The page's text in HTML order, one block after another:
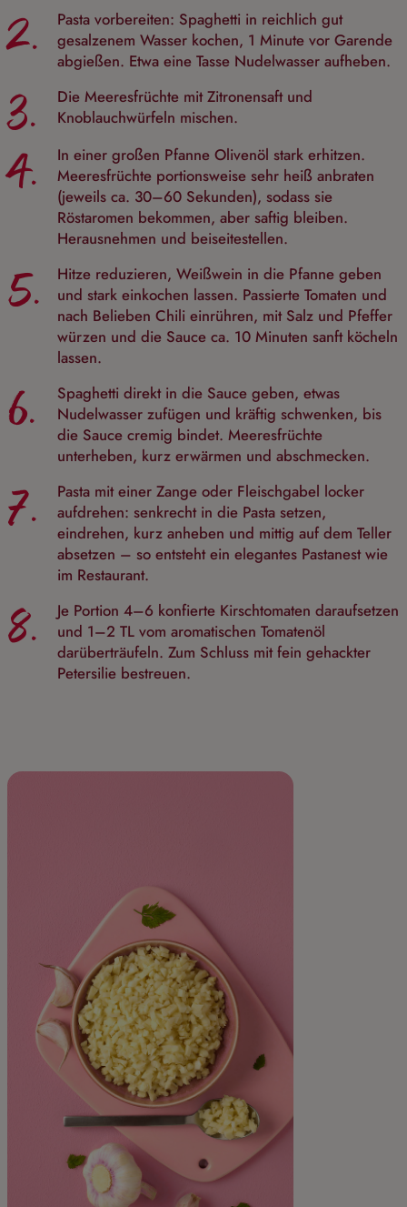
2.
Pasta vorbereiten: Spaghetti in reichlich gut
gesalzenem Wasser kochen, 1 Minute vor Garende
abgießen. Etwa eine Tasse Nudelwasser aufheben.
3.
Die Meeresfrüchte mit Zitronensaft und
Knoblauchwürfeln mischen.
4.
In einer großen Pfanne Olivenöl stark erhitzen.
Meeresfrüchte portionsweise sehr heiß anbraten
(jeweils ca. 30–60 Sekunden), sodass sie
Röstaromen bekommen, aber saftig bleiben.
Herausnehmen und beiseitestellen.
5.
Hitze reduzieren, Weißwein in die Pfanne geben
und stark einkochen lassen. Passierte Tomaten und
nach Belieben Chili einrühren, mit Salz und Pfeffer
würzen und die Sauce ca. 10 Minuten sanft köcheln
lassen.
6.
Spaghetti direkt in die Sauce geben, etwas
Nudelwasser zufügen und kräftig schwenken, bis
die Sauce cremig bindet. Meeresfrüchte
unterheben, kurz erwärmen und abschmecken.
7.
Pasta mit einer Zange oder Fleischgabel locker
aufdrehen: senkrecht in die Pasta setzen,
eindrehen, kurz anheben und mittig auf dem Teller
absetzen – so entsteht ein elegantes Pastanest wie
im Restaurant.
8.
Je Portion 4–6 konfierte Kirschtomaten daraufsetzen
und 1–2 TL vom aromatischen Tomatenöl
darüberträufeln. Zum Schluss mit fein gehackter
Petersilie bestreuen.